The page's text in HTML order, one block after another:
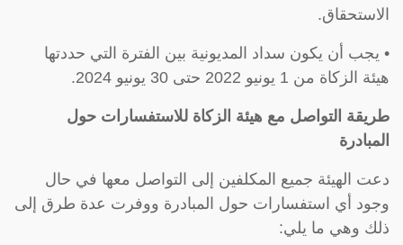
الاستحقاق.
• يجب أن يكون سداد المديونية بين الفترة التي حددتها
هيئة الزكاة من 1 يونيو 2022 حتى 30 يونيو 2024.
طريقة التواصل مع هيئة الزكاة للاستفسارات حول
المبادرة
دعت الهيئة جميع المكلفين إلى التواصل معها في حال
وجود أي استفسارات حول المبادرة ووفرت عدة طرق إلى
ذلك وهي ما يلي: